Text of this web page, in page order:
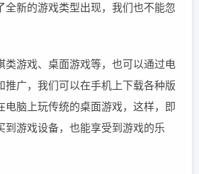
全新的游戏类型出现，我们也不能忽
类游戏、桌面游戏等，也可以通过电
推广，我们可以在手机上下载各种版
电脑上玩传统的桌面游戏，这样，即
到游戏设备，也能享受到游戏的乐